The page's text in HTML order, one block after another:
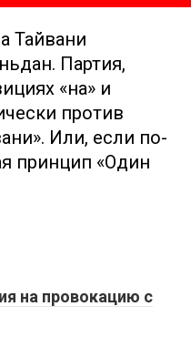
Тайвани
Партия,
«на» и
против
Или, если по-
принцип «Один
на провокацию с